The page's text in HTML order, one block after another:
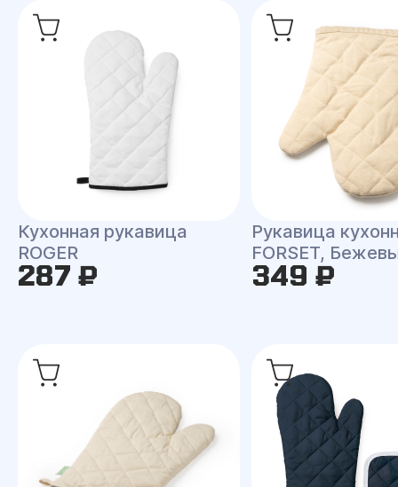
Кухонная рукавица
ROGER
287 ₽
Рукавица
FORSET,
349 ₽